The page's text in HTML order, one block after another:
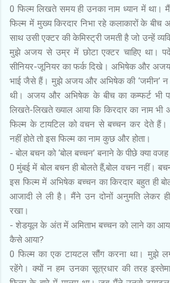
0 फिल्म लिखते समय ही उनका नाम ध्यान में था। मैं
फिल्म में मुख्य किरदार निभा रहे कलाकारों के
साथ उसी एक्टर की केमिस्ट्री जमती है जो उन्हें
मुझे अजय से उम्र में छोटा एक्टर चाहिए था।
सीनियर-जूनियर का फर्क दिखे। अभिषेक और
भाई जैसे हैं। मुझे अजय और अभिषेक की ‘जमीन’ न
थी। अजय और अभिषेक के बीच का कम्फर्ट भी
लिखते-लिखते ख्याल आया कि किरदार का नाम
फिल्म के टायटिल को वचन से बच्चन कर देते
नहीं होते तो इस फिल्म का नाम कुछ और होता।
- बोल बचन को ‘बोल बच्चन’ बनाने के पीछे क्या वजह
0 मुंबई में बोल बचन ही बोलते हैं,बोल वचन नहीं।
इस फिल्म में अभिषेक बच्चन का किरदार बहुत ही
आजादी ले ली है। मैंने उन दोनों अनुमति लेकर ही
रखा।
- शेडयूल के अंत में अमिताभ बच्चन को लाने का
कैसे आया?
0 फिल्म का एक टायटल सौंग करना था। मुझे
रहेंगे। क्यों न हम उनका सूत्रधार की तरह